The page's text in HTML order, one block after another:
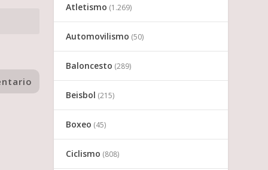
Atletismo (1.269)
Automovilismo (50)
Baloncesto (289)
Beisbol (215)
Boxeo (45)
Ciclismo (808)